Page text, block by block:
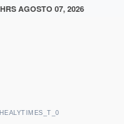
AGOSTO 07, 2026